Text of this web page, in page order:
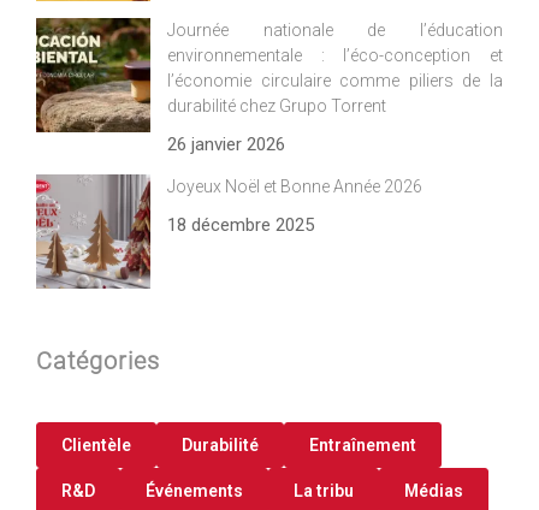
Journée nationale de l’éducation
environnementale : l’éco-conception et
l’économie circulaire comme piliers de la
durabilité chez Grupo Torrent
26 janvier 2026
Joyeux Noël et Bonne Année 2026
18 décembre 2025
Catégories
Clientèle Durabilité Entraînement
R&D Événements La tribu Médias